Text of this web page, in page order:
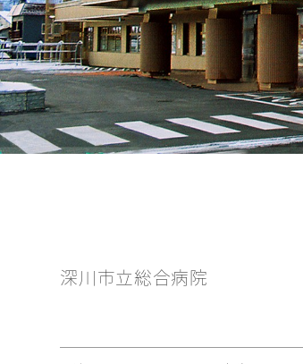
深川市立総合病院